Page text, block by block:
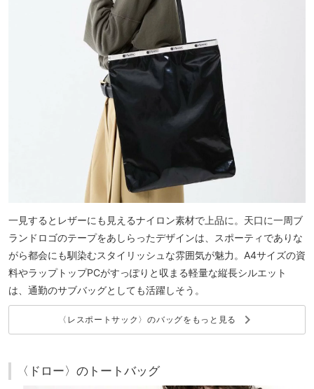
一見するとレザーにも見えるナイロン素材で上品に。天口に一周ブ
ランドロゴのテープをあしらったデザインは、スポーティでありな
がら都会にも馴染むスタイリッシュな雰囲気が魅力。A4サイズの資
料やラップトップPCがすっぽりと収まる軽量な縦長シルエット
は、通勤のサブバッグとしても活躍しそう。
〈レスポートサック〉のバッグをもっと見る keyboard_arrow_right
〈ドロー〉のトートバッグ